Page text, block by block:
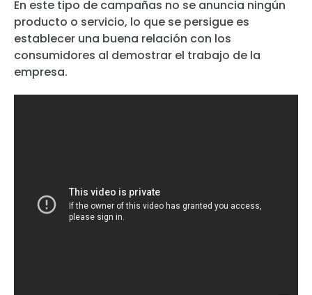
En este tipo de campañas no se anuncia ningún
producto o servicio, lo que se persigue es
establecer una buena relación con los
consumidores al demostrar el trabajo de la
empresa.